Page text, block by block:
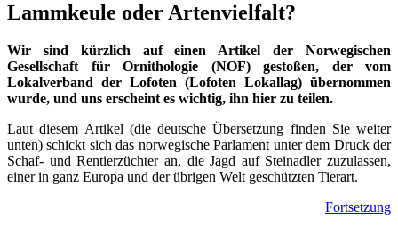
Lammkeule oder Artenvielfalt?
Wir sind kürzlich auf einen Artikel der Norwegischen
Gesellschaft für Ornithologie (NOF) gestoßen, der vom
Lokalverband der Lofoten (Lofoten Lokallag) übernommen
wurde, und uns erscheint es wichtig, ihn hier zu teilen.
Laut diesem Artikel (die deutsche Übersetzung finden Sie weiter
unten) schickt sich das norwegische Parlament unter dem Druck der
Schaf- und Rentierzüchter an, die Jagd auf Steinadler zuzulassen,
einer in ganz Europa und der übrigen Welt geschützten Tierart.
Fortsetzung